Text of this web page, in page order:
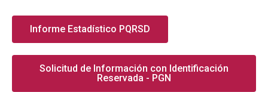
Informe Estadístico PQRSD
Solicitud de Información con Identificación
Reservada - PGN